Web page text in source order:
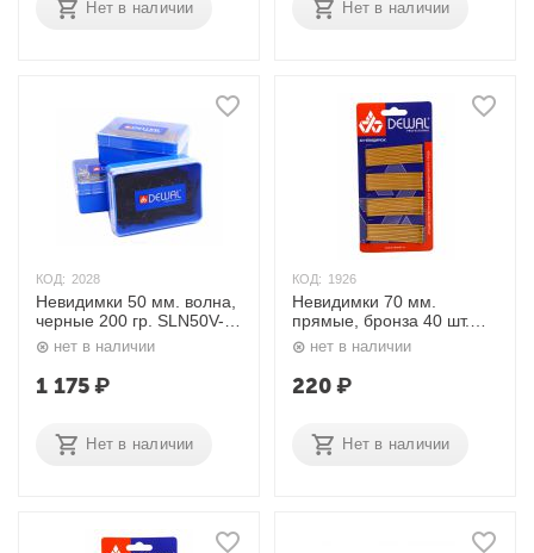
Нет в наличии Нет в наличии
КОД: 2028
Невидимки 50 мм. волна,
черные 200 гр. SLN50V-
1/200 Dewal
нет в наличии
1 175₽
Нет в наличии
КОД: 1926
Невидимки 70 мм.
прямые, бронза 40 шт.
CL3021BZ Dewal
нет в наличии
220₽
Нет в наличии